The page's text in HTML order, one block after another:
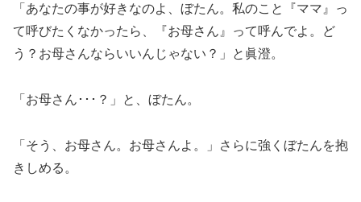
「あなたの事が好きなのよ、ぼたん。私のこと『ママ』っ
て呼びたくなかったら、『お母さん』って呼んでよ。ど
う？お母さんならいいんじゃない？」と眞澄。
「お母さん･･･？」と、ぼたん。
「そう、お母さん。お母さんよ。」さらに強くぼたんを抱
きしめる。